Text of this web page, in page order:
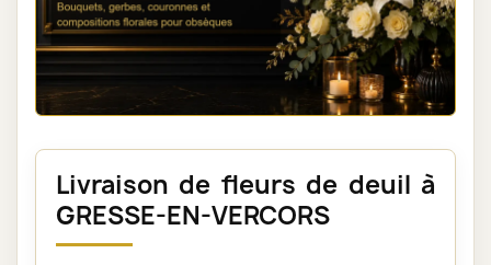
Livraison de fleurs de deuil à
GRESSE-EN-VERCORS